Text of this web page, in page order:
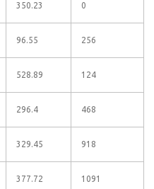
350.23 0
96.55 256
528.89 124
296.4 468
329.45 918
377.72 1091